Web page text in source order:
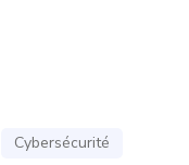
Cybersécurité